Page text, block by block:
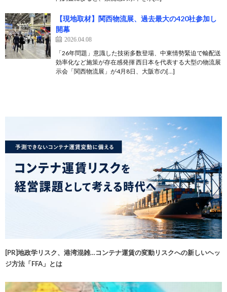
【現地取材】関西物流展、過去最大の420社参加し
開幕
2026.04.08
「26年問題」意識した技術多数登場、中東情勢緊迫で輸配送
効率化など施策が存在感発揮 西日本を代表する大型の物流展
示会「関西物流展」が4月8日、大阪市の[…]
[PR]地政学リスク、港湾混雑…コンテナ運賃の変動リスクへの新しいヘッ
ジ方法「FFA」とは